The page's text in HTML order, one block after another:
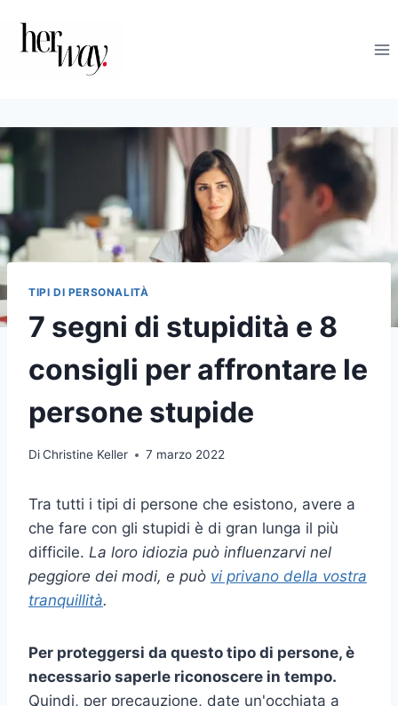
contenuto
TIPI DI PERSONALITÀ
7 segni di stupidità e 8
consigli per affrontare le
persone stupide
DiChristine Keller 7 marzo 2022
Tra tutti i tipi di persone che esistono, avere a
che fare con gli stupidi è di gran lunga il più
difficile. La loro idiozia può influenzarvi nel
peggiore dei modi, e può vi privano della vostra
tranquillità.
Per proteggersi da questo tipo di persone, è
necessario saperle riconoscere in tempo.
Quindi, per precauzione, date un'occhiata a